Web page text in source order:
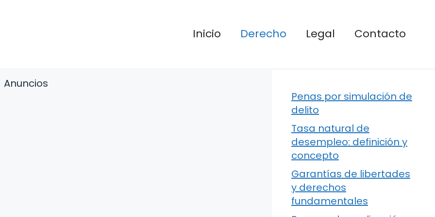
Inicio Derecho Legal Contacto
Anuncios
Penas por simulación de
delito
Tasa natural de
desempleo: definición y
concepto
Garantías de libertades
y derechos
fundamentales